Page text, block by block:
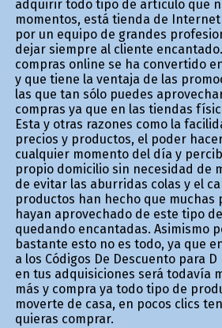
adquirir todo tipo de artículo que
momentos, está tienda de
por un equipo de grandes
dejar siempre al cliente
compras online se ha convertido
y que tiene la ventaja de las
las que tan sólo puedes
compras ya que en las tiendas
Esta y otras razones como la
precios y productos, el poder
cualquier momento del día y
propio domicilio sin necesidad de
de evitar las aburridas colas y el
productos han hecho que muchas
hayan aprovechado de este tipo
quedando encantadas. Asimismo
bastante esto no es todo, ya que
a los Códigos De Descuento para
en tus adquisiciones será todavía
más y compra ya todo tipo de
moverte de casa, en pocos clics
quieras comprar.